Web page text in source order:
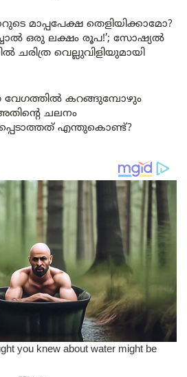
മാപ്പപേക്ഷ തെളിയിക്കാമോ?
ഒരു ലക്ഷം രൂപ!’; സോഷ്യൽ
ചരിത്ര വെല്ലുവിളിയുമായി
വേഗത്തിൽ കറങ്ങുമ്പോഴും
ചലനം
എന്തുകൊണ്ട്?